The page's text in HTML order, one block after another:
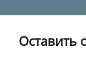
Оставить